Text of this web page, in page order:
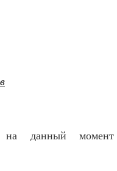
на данный момент